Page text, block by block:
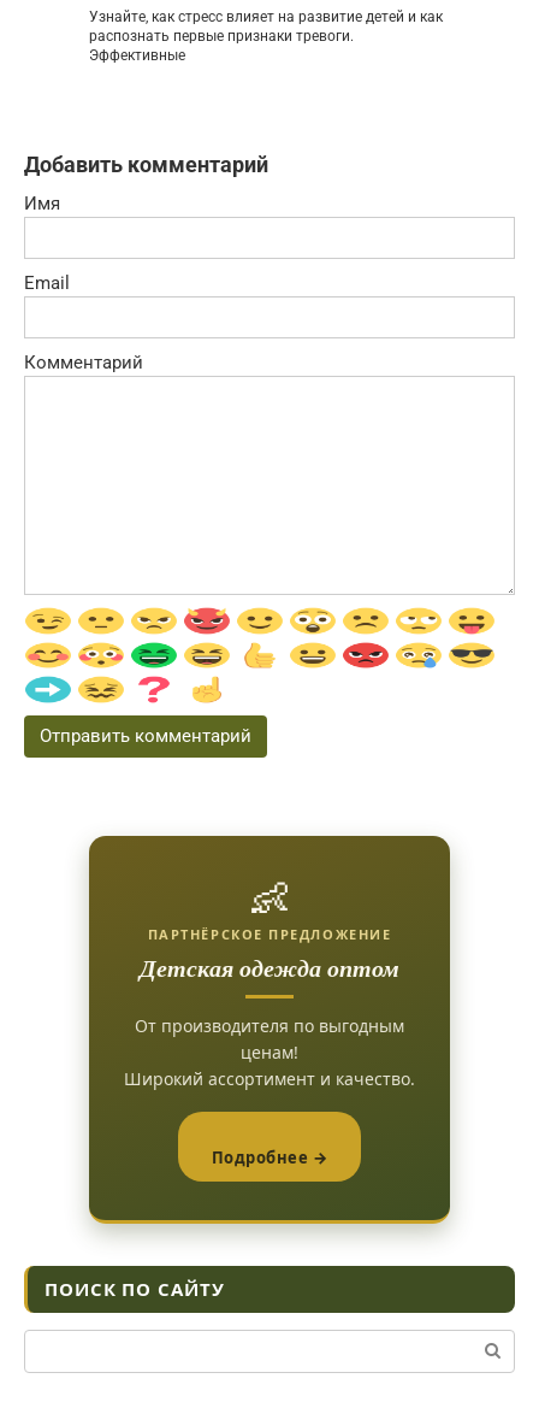
Узнайте, как стресс влияет на развитие детей и как
распознать первые признаки тревоги.
Эффективные
Добавить комментарий
Имя
Email
Комментарий
👶
ПАРТНЁРСКОЕ ПРЕДЛОЖЕНИЕ
Детская одежда оптом
От производителя по выгодным
ценам!
Широкий ассортимент и качество.
Подробнее →
ПОИСК ПО САЙТУ
Поиск: